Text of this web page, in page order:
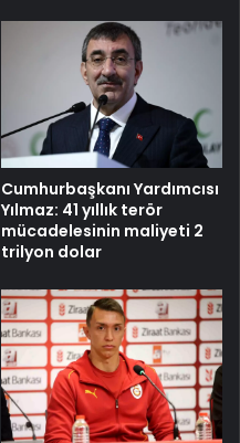
Cumhurbaşkanı Yardımcısı
Yılmaz: 41 yıllık terör
mücadelesinin maliyeti 2
trilyon dolar